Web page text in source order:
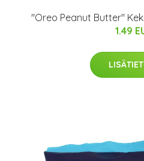
"Oreo Peanut Butter"
1.49